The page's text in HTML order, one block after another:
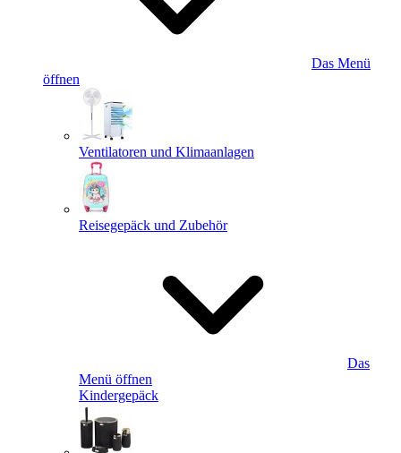
Das Menü
öffnen
Ventilatoren und Klimaanlagen
Reisegepäck und Zubehör
Das
Menü öffnen
Kindergepäck